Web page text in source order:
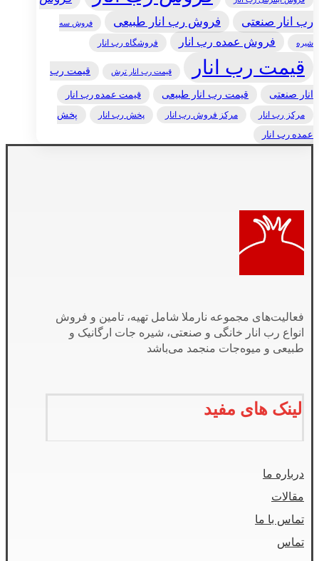
رب انار صنعتی
فروش رب انار طبیعی فروش سه
شیره فروش عمده رب انار فروشگاه رب انار
قیمت رب انار قیمت رب انار ترش قیمت رب
انار صنعتی قیمت رب انار طبیعی قیمت عمده رب انار
مرکز رب انار مرکز فروش رب انار پخش رب انار
پخش
عمده رب انار
فعالیت‌های مجموعه نارملا شامل تهیه، تامین و فروش
انواع رب انار خانگی و صنعتی، شیره جات ارگانیک و
طبیعی و میوه‌جات منجمد می‌باشد
لینک های مفید
درباره ما
مقالات
تماس با ما
تماس